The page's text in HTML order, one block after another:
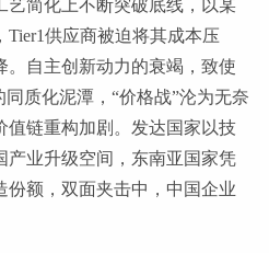
艺简化上不断突破底线，以某
供应商被迫将其成本压
。自主创新动力的衰竭，致使
质化泥潭，“价格战”沦为无奈
值链重构加剧。发达国家以技
产业升级空间，东南亚国家凭
份额，双面夹击中，中国企业